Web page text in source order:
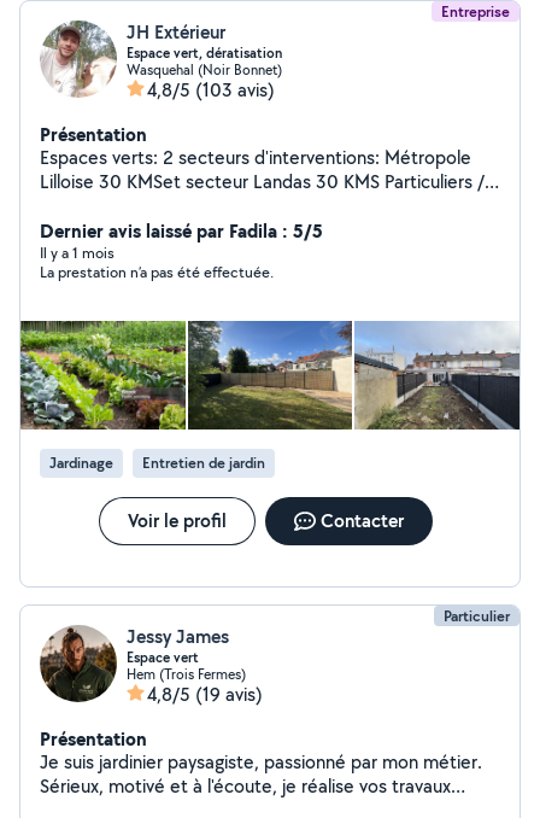
Entreprise
JH Extérieur
Espace vert, dératisation
Wasquehal (Noir Bonnet)
4,8/5 (103 avis)
Présentation
Espaces verts: 2 secteurs d'interventions: Métropole
Lilloise 30 KMSet secteur Landas 30 KMS Particuliers /
extérieurs dans l'écoute de vos attentes et besoins
Entretien / création de jardins Clôtures Pavage
Terrasse... Prévention des nuisibles Nids de guêpes,
curatif Souris, rats Taupes Fourmis ...
Dernier avis laissé par Fadila : 5/5
Il y a 1 mois
La prestation n’a pas été effectuée.
Jardinage Entretien de jardin
Voir le profil Contacter
Particulier
Jessy James
Espace vert
Hem (Trois Fermes)
4,8/5 (19 avis)
Présentation
Je suis jardinier paysagiste, passionné par mon métier.
Sérieux, motivé et à l'écoute, je réalise vos travaux